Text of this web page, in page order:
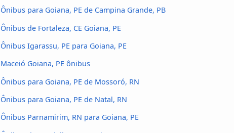
Ônibus para Goiana, PE de Campina Grande, PB
Ônibus de Fortaleza, CE Goiana, PE
Ônibus Igarassu, PE para Goiana, PE
Maceió Goiana, PE ônibus
Ônibus para Goiana, PE de Mossoró, RN
Ônibus para Goiana, PE de Natal, RN
Ônibus Parnamirim, RN para Goiana, PE